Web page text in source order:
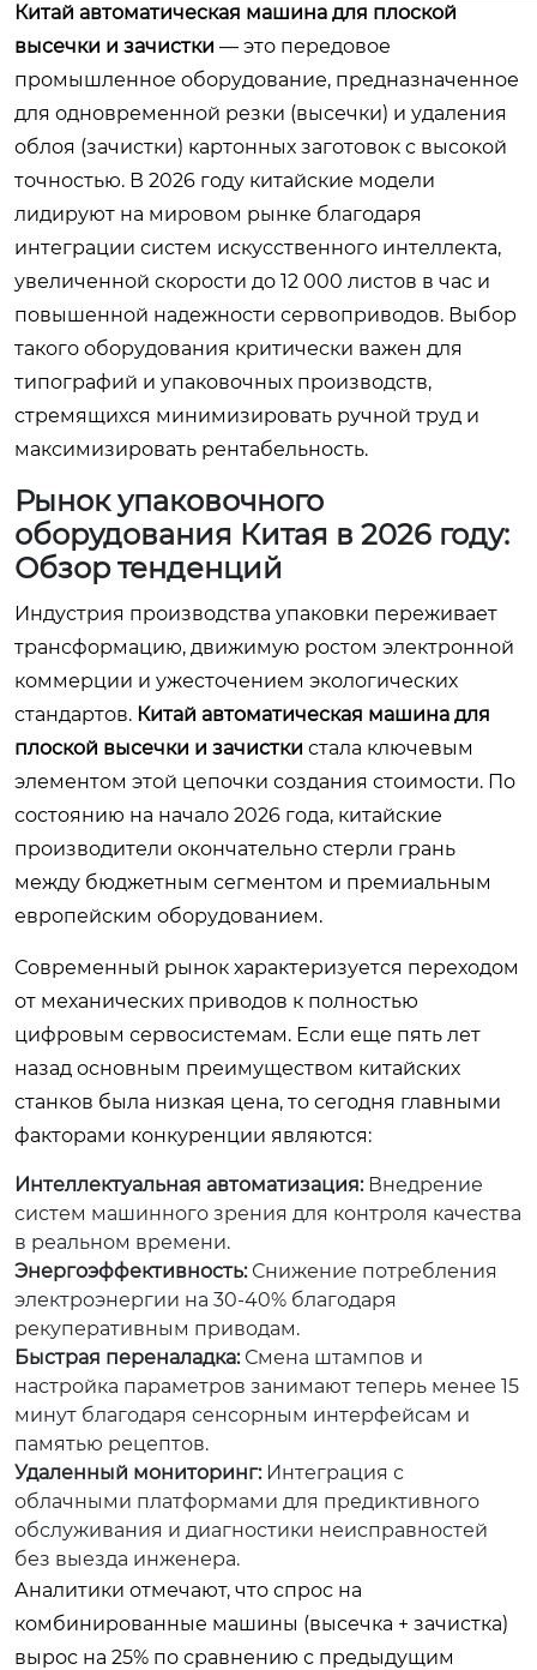
Китай автоматическая машина для плоской
высечки и зачистки — это передовое
промышленное оборудование, предназначенное
для одновременной резки (высечки) и удаления
облоя (зачистки) картонных заготовок с высокой
точностью. В 2026 году китайские модели
лидируют на мировом рынке благодаря
интеграции систем искусственного интеллекта,
увеличенной скорости до 12 000 листов в час и
повышенной надежности сервоприводов. Выбор
такого оборудования критически важен для
типографий и упаковочных производств,
стремящихся минимизировать ручной труд и
максимизировать рентабельность.
Рынок упаковочного
оборудования Китая в 2026 году:
Обзор тенденций
Индустрия производства упаковки переживает
трансформацию, движимую ростом электронной
коммерции и ужесточением экологических
стандартов. Китай автоматическая машина для
плоской высечки и зачистки стала ключевым
элементом этой цепочки создания стоимости. По
состоянию на начало 2026 года, китайские
производители окончательно стерли грань
между бюджетным сегментом и премиальным
европейским оборудованием.
Современный рынок характеризуется переходом
от механических приводов к полностью
цифровым сервосистемам. Если еще пять лет
назад основным преимуществом китайских
станков была низкая цена, то сегодня главными
факторами конкуренции являются:
Интеллектуальная автоматизация:Внедрение
систем машинного зрения для контроля качества
в реальном времени.
Энергоэффективность:Снижение потребления
электроэнергии на 30-40% благодаря
рекуперативным приводам.
Быстрая переналадка:Смена штампов и
настройка параметров занимают теперь менее 15
минут благодаря сенсорным интерфейсам и
памятью рецептов.
Удаленный мониторинг:Интеграция с
облачными платформами для предиктивного
обслуживания и диагностики неисправностей
без выезда инженера.
Аналитики отмечают, что спрос на
комбинированные машины (высечка + зачистка)
вырос на 25% по сравнению с предыдущим